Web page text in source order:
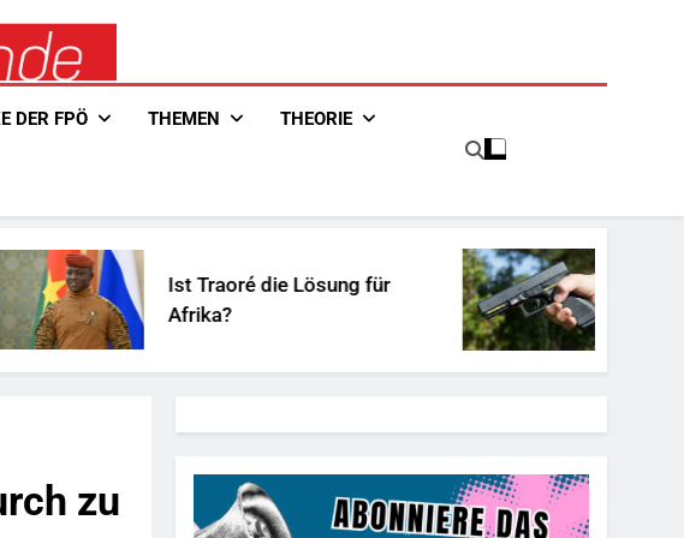
DER FPÖ THEMEN THEORIE
Ist Traoré die Lösung für
Afrika?
Unschuldiges
zu